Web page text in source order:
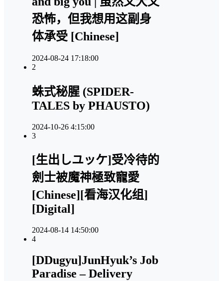
恐怖，但我想用这副身
体承受 [Chinese]
2024-08-24 17:18:00
2
蛛式秘腥 (SPIDER-
TALES by PHAUSTO)
2024-10-26 4:15:00
3
[生出しユッケ]受冷待的
劍士被魔神極致寵愛
[Chinese][看海汉化组]
[Digital]
2024-08-14 14:50:00
4
[DDugyu]JunHyuk’s Job
Paradise – Delivery